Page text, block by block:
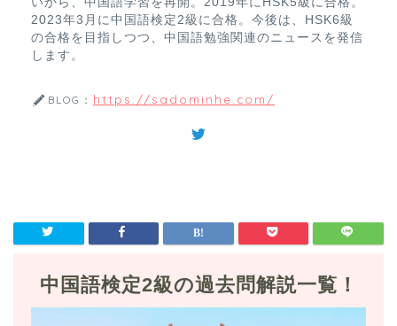
2023年3月に中国語検定2級に合格。今後は、HSK6級
の合格を目指しつつ、中国語勉強関連のニュースを発信
します。
BLOG： https://sadominhe.com/
中国語検定2級の過去問解説一覧！